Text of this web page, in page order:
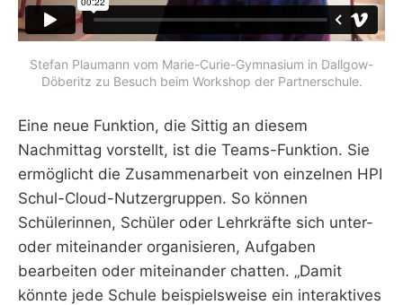
Stefan Plaumann vom Marie-Curie-Gymnasium in Dallgow-
Döberitz zu Besuch beim Workshop der Partnerschule.
Eine neue Funktion, die Sittig an diesem
Nachmittag vorstellt, ist die Teams-Funktion. Sie
ermöglicht die Zusammenarbeit von einzelnen HPI
Schul-Cloud-Nutzergruppen. So können
Schülerinnen, Schüler oder Lehrkräfte sich unter-
oder miteinander organisieren, Aufgaben
bearbeiten oder miteinander chatten. „Damit
könnte jede Schule beispielsweise ein interaktives